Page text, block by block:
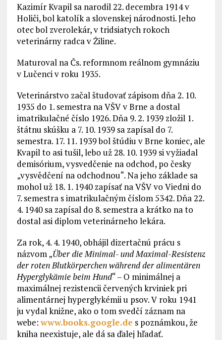
Kazimír Kvapil sa narodil 22. decembra 1914 v
Holiči, bol katolík a slovenskej národnosti. Jeho
otec bol zverolekár, v tridsiatych rokoch
veterinárny radca v Žiline.
Maturoval na Čs. reformnom reálnom gymnáziu
v Lučenci v roku 1935.
Veterinárstvo začal študovať zápisom dňa 2. 10.
1935 do 1. semestra na VŠV v Brne a dostal
imatrikulačné číslo 1926. Dňa 9. 2. 1939 zložil 1.
štátnu skúšku a 7. 10. 1939 sa zapísal do 7.
semestra. 17. 11. 1939 bol štúdiu v Brne koniec, ale
Kvapil to asi tušil, lebo už 28. 10. 1939 si vyžiadal
demisórium, vysvedčenie na odchod, po česky
„vysvědčení na odchodnou“. Na jeho základe sa
mohol už 18. 1. 1940 zapísať na VŠV vo Viedni do
7. semestra s imatrikulačným číslom 5342. Dňa 22.
4. 1940 sa zapísal do 8. semestra a krátko na to
dostal asi diplom veterinárneho lekára.
Za rok, 4. 4. 1940, obhájil dizertačnú prácu s
názvom „Über die Minimal- und Maximal-Resistenz
der roten Blutkörperchen während der alimentären
Hyperglykämie beim Hund“ – O minimálnej a
maximálnej rezistencii červených krviniek pri
alimentárnej hyperglykémii u psov. V roku 1941
ju vydal knižne, ako o tom svedčí záznam na
webe:www.books.google.de s poznámkou, že
kniha neexistuje, ale dá sa ďalej hľadať.